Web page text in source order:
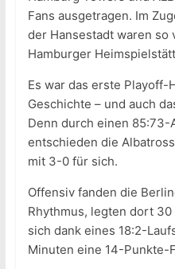
Fans ausgetragen. Im
der Hansestadt waren so
Hamburger
Es war das erste
Geschichte – und auch
Denn durch einen
entschieden die
mit 3-0 für sich.
Offensiv fanden die
Rhythmus, legten dort
sich dank eines 18:2-
Minuten eine 14-Punkte-